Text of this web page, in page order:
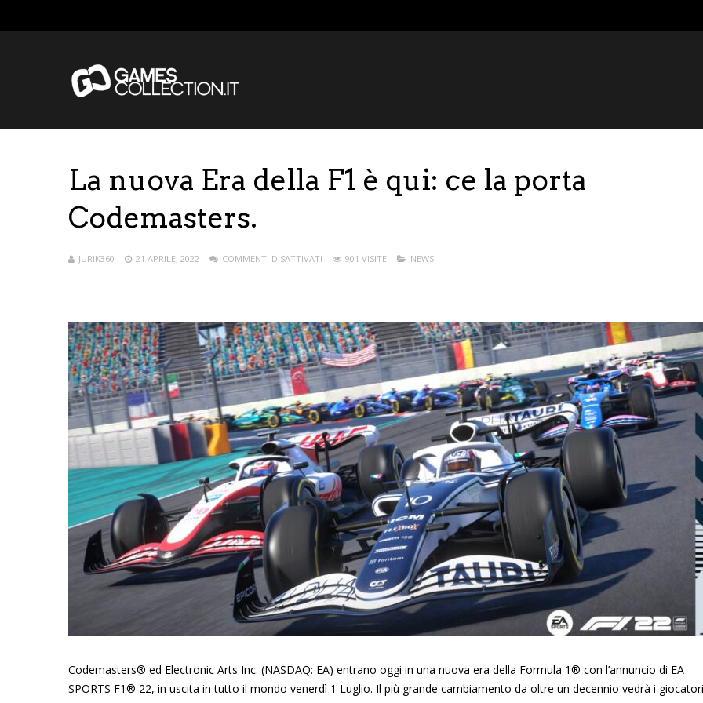
La nuova Era della F1 è qui: ce la porta
Codemasters.
JURIK360 21 APRILE, 2022 COMMENTI DISATTIVATI 901 VISITE NEWS
Codemasters® ed Electronic Arts Inc. (NASDAQ: EA) entrano oggi in una nuova era della Formula 1® con l’annuncio di EA
SPORTS F1® 22, in uscita in tutto il mondo venerdì 1 Luglio. Il più grande cambiamento da oltre un decennio vedrà i giocatori